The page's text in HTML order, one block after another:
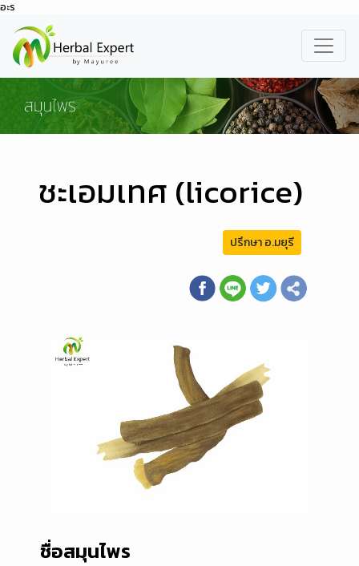
อะร
ชะเอมเทศ (licorice)
ปรึกษา อ.มยุรี
ชื่อสมุนไพร